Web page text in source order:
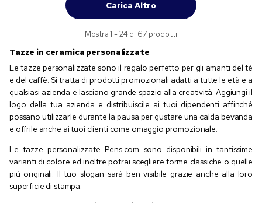
Carica Altro
Mostra 1 - 24 di 67 prodotti
Tazze in ceramica personalizzate
Le tazze personalizzate sono il regalo perfetto per gli amanti del tè
e del caffè. Si tratta di prodotti promozionali adatti a tutte le età e a
qualsiasi azienda e lasciano grande spazio alla creatività. Aggiungi il
logo della tua azienda e distribuiscile ai tuoi dipendenti affinché
possano utilizzarle durante la pausa per gustare una calda bevanda
e offrile anche ai tuoi clienti come omaggio promozionale.
Le tazze personalizzate Pens.com sono disponibili in tantissime
varianti di colore ed inoltre potrai scegliere forme classiche o quelle
più originali. Il tuo slogan sarà ben visibile grazie anche alla loro
superficie di stampa.